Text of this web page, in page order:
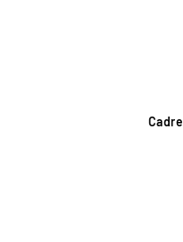
Cadre